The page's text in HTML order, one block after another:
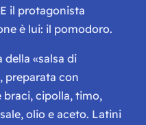
il protagonista
è lui: il pomodoro.
«salsa di
preparata con
cipolla, timo,
olio e aceto. Latini